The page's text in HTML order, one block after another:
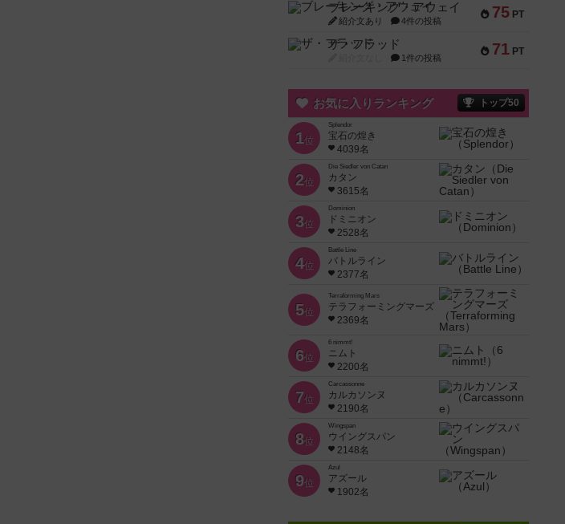
75 PT
ブレーキング・アウェイ
紹介文あり 4件の投稿
71 PT
ザ・フラッド
1件の投稿
お気に入りランキング トップ50
1位
Splendor
宝石の煌き
4039名
2位
Die Siedler von Catan
カタン
3615名
3位
Dominion
ドミニオン
2528名
4位
Battle Line
バトルライン
2377名
5位
Terraforming Mars
テラフォーミングマーズ
2369名
6位
6 nimmt!
ニムト
2200名
7位
Carcassonne
カルカソンヌ
2190名
8位
Wingspan
ウイングスパン
2148名
9位
Azul
アズール
1902名